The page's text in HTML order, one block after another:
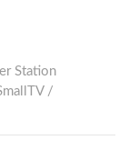
Station
/